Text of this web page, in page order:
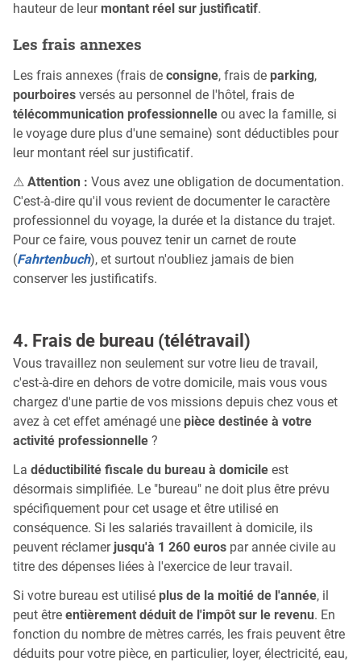
hauteur de leur montant réel sur justificatif.
Les frais annexes
Les frais annexes (frais de consigne, frais de parking,
pourboires versés au personnel de l'hôtel, frais de
télécommunication professionnelle ou avec la famille, si
le voyage dure plus d'une semaine) sont déductibles pour
leur montant réel sur justificatif.
⚠ Attention : Vous avez une obligation de documentation.
C'est-à-dire qu'il vous revient de documenter le caractère
professionnel du voyage, la durée et la distance du trajet.
Pour ce faire, vous pouvez tenir un carnet de route
(Fahrtenbuch), et surtout n'oubliez jamais de bien
conserver les justificatifs.
4. Frais de bureau (télétravail)
Vous travaillez non seulement sur votre lieu de travail,
c'est-à-dire en dehors de votre domicile, mais vous vous
chargez d'une partie de vos missions depuis chez vous et
avez à cet effet aménagé une pièce destinée à votre
activité professionnelle ?
La déductibilité fiscale du bureau à domicile est
désormais simplifiée. Le "bureau" ne doit plus être prévu
spécifiquement pour cet usage et être utilisé en
conséquence. Si les salariés travaillent à domicile, ils
peuvent réclamer jusqu'à 1 260 euros par année civile au
titre des dépenses liées à l'exercice de leur travail.
Si votre bureau est utilisé plus de la moitié de l'année, il
peut être entièrement déduit de l'impôt sur le revenu. En
fonction du nombre de mètres carrés, les frais peuvent être
déduits pour votre pièce, en particulier, loyer, électricité, eau,